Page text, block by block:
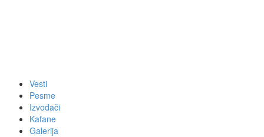
Vesti
Pesme
Izvođači
Kafane
Galerija